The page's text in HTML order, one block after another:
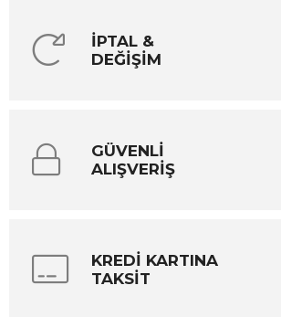
İPTAL &
DEĞİŞİM
GÜVENLİ
ALIŞVERİŞ
KREDİ KARTINA
TAKSİT